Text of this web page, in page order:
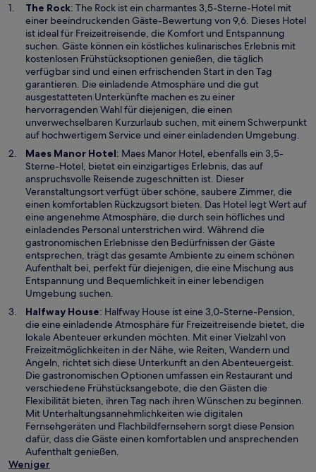
The RockW
i
r
d
i
n
e
i
n
e
m
e
u
e
n
F
e
n
s
t
e
r
g
e
ö
f
f
n
e
t
: The Rock ist ein charmantes 3,5-Sterne-Hotel mit
einer beeindruckenden Gäste-Bewertung von 9,6. Dieses Hotel
ist ideal für Freizeitreisende, die Komfort und Entspannung
suchen. Gäste können ein köstliches kulinarisches Erlebnis mit
kostenlosen Frühstücksoptionen genießen, die täglich
verfügbar sind und einen erfrischenden Start in den Tag
garantieren. Die einladende Atmosphäre und die gut
ausgestatteten Unterkünfte machen es zu einer
hervorragenden Wahl für diejenigen, die einen
unverwechselbaren Kurzurlaub suchen, mit einem Schwerpunkt
auf hochwertigem Service und einer einladenden Umgebung.
Maes Manor HotelW
i
r
d
i
n
e
i
n
e
m
e
u
e
n
F
e
n
s
t
e
r
g
e
: Maes Manor Hotel, ebenfalls ein 3,5-
Sterne-Hotel, bietet ein einzigartiges Erlebnis, das auf
anspruchsvolle Reisende zugeschnitten ist. Dieser
Veranstaltungsort verfügt über schöne, saubere Zimmer, die
einen komfortablen Rückzugsort bieten. Das Hotel legt Wert auf
eine angenehme Atmosphäre, die durch sein höfliches und
einladendes Personal unterstrichen wird. Während die
gastronomischen Erlebnisse den Bedürfnissen der Gäste
entsprechen, trägt das gesamte Ambiente zu einem schönen
Aufenthalt bei, perfekt für diejenigen, die eine Mischung aus
Entspannung und Bequemlichkeit in einer lebendigen
Umgebung suchen.
Halfway HouseW
i
r
d
i
n
e
i
n
e
m
n
: Halfway House ist eine 3,0-Sterne-Pension,
die eine einladende Atmosphäre für Freizeitreisende bietet, die
lokale Abenteuer erkunden möchten. Mit einer Vielzahl von
Freizeitmöglichkeiten in der Nähe, wie Reiten, Wandern und
Angeln, richtet sich diese Unterkunft an den Abenteuergeist.
Die gastronomischen Optionen umfassen ein Restaurant und
verschiedene Frühstücksangebote, die den Gästen die
Flexibilität bieten, ihren Tag nach ihren Wünschen zu beginnen.
Mit Unterhaltungsannehmlichkeiten wie digitalen
Fernsehgeräten und Flachbildfernsehern sorgt diese Pension
dafür, dass die Gäste einen komfortablen und ansprechenden
Aufenthalt genießen.
Weniger